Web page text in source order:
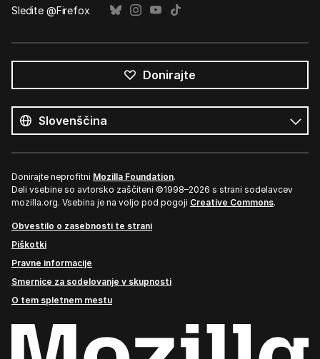
Sledite @Firefox
Donirajte
jeziki
Jezik
Donirajte neprofitni Mozilla Foundation.
Deli vsebine so avtorsko zaščiteni ©1998–2026 s strani sodelavcev
mozilla.org. Vsebina je na voljo pod pogoji Creative Commons.
Obvestilo o zasebnosti te strani
Piškotki
Pravne informacije
Smernice za sodelovanje v skupnosti
O tem spletnem mestu